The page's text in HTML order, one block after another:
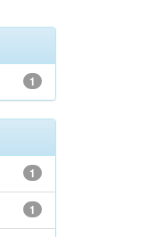
1
1
1